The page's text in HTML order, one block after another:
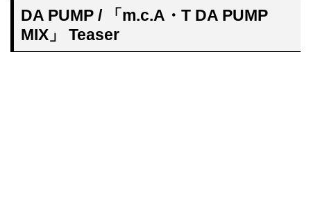
DA PUMP / 「m.c.A・T DA PUMP
MIX」 Teaser